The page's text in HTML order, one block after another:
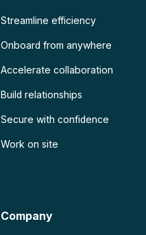
Streamline efficiency
Onboard from anywhere
Accelerate collaboration
Build relationships
Secure with confidence
Work on site
Company